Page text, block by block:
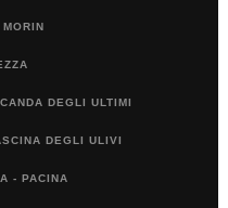
DEGLI ULTIMI
DEGLI ULIVI
- PACINA